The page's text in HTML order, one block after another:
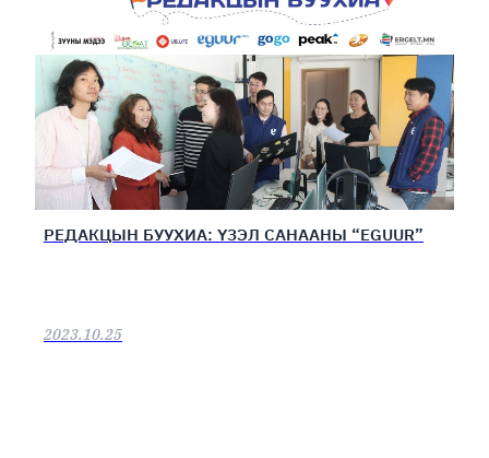
РЕДАКЦЫН БУУХИА: ҮЗЭЛ САНААНЫ “EGUUR”
2023.10.25